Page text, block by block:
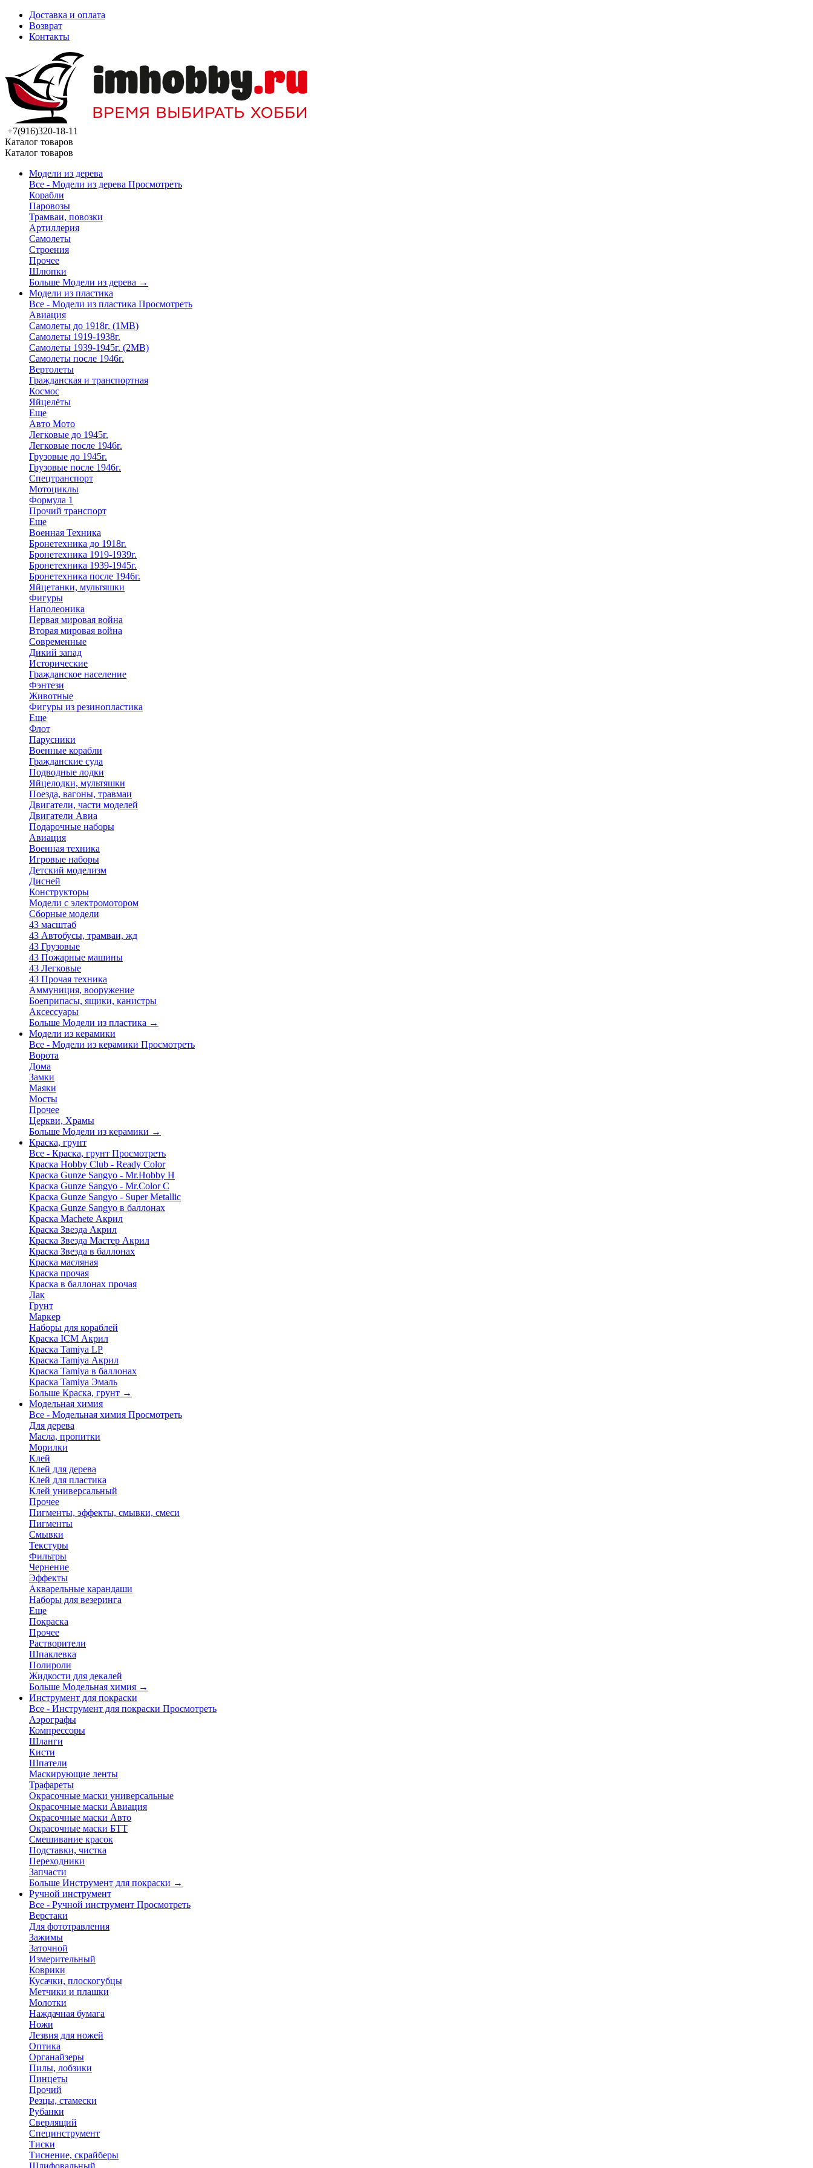
Доставка и оплата
Возврат
Контакты
+7(916)320-18-11
Каталог товаров
Каталог товаров
Модели из дерева
Все - Модели из дерева Просмотреть
Корабли
Паровозы
Трамваи, повозки
Артиллерия
Самолеты
Строения
Прочее
Шлюпки
Больше Модели из дерева →
Модели из пластика
Все - Модели из пластика Просмотреть
Авиация
Самолеты до 1918г. (1МВ)
Самолеты 1919-1938г.
Самолеты 1939-1945г. (2МВ)
Самолеты после 1946г.
Вертолеты
Гражданская и транспортная
Космос
Яйцелёты
Еще
Авто Мото
Легковые до 1945г.
Легковые после 1946г.
Грузовые до 1945г.
Грузовые после 1946г.
Спецтранспорт
Мотоциклы
Формула 1
Прочий транспорт
Еще
Военная Техника
Бронетехника до 1918г.
Бронетехника 1919-1939г.
Бронетехника 1939-1945г.
Бронетехника после 1946г.
Яйцетанки, мультяшки
Фигуры
Наполеоника
Первая мировая война
Вторая мировая война
Современные
Дикий запад
Исторические
Гражданское население
Фэнтези
Животные
Фигуры из резинопластика
Еще
Флот
Парусники
Военные корабли
Гражданские суда
Подводные лодки
Яйцелодки, мультяшки
Поезда, вагоны, травмаи
Двигатели, части моделей
Двигатели Авиа
Подарочные наборы
Авиация
Военная техника
Игровые наборы
Детский моделизм
Дисней
Конструкторы
Модели с электромотором
Сборные модели
43 масштаб
43 Автобусы, трамваи, жд
43 Грузовые
43 Пожарные машины
43 Легковые
43 Прочая техника
Аммуниция, вооружение
Боеприпасы, ящики, канистры
Аксессуары
Больше Модели из пластика →
Модели из керамики
Все - Модели из керамики Просмотреть
Ворота
Дома
Замки
Маяки
Мосты
Прочее
Церкви, Храмы
Больше Модели из керамики →
Краска, грунт
Все - Краска, грунт Просмотреть
Краска Hobby Club - Ready Color
Краска Gunze Sangyo - Mr.Hobby H
Краска Gunze Sangyo - Mr.Color C
Краска Gunze Sangyo - Super Metallic
Краска Gunze Sangyo в баллонах
Краска Machete Акрил
Краска Звезда Акрил
Краска Звезда Мастер Акрил
Краска Звезда в баллонах
Краска масляная
Краска прочая
Краска в баллонах прочая
Лак
Грунт
Маркер
Наборы для кораблей
Краска ICM Акрил
Краска Tamiya LP
Краска Tamiya Акрил
Краска Tamiya в баллонах
Краска Tamiya Эмаль
Больше Краска, грунт →
Модельная химия
Все - Модельная химия Просмотреть
Для дерева
Масла, пропитки
Морилки
Клей
Клей для дерева
Клей для пластика
Клей универсальный
Прочее
Пигменты, эффекты, смывки, смеси
Пигменты
Смывки
Текстуры
Фильтры
Чернение
Эффекты
Акварельные карандаши
Наборы для везеринга
Еще
Покраска
Прочее
Растворители
Шпаклевка
Полироли
Жидкости для декалей
Больше Модельная химия →
Инструмент для покраски
Все - Инструмент для покраски Просмотреть
Аэрографы
Компрессоры
Шланги
Кисти
Шпатели
Маскирующие ленты
Трафареты
Окрасочные маски универсальные
Окрасочные маски Авиация
Окрасочные маски Авто
Окрасочные маски БТТ
Смешивание красок
Подставки, чистка
Переходники
Запчасти
Больше Инструмент для покраски →
Ручной инструмент
Все - Ручной инструмент Просмотреть
Верстаки
Для фототравления
Зажимы
Заточной
Измерительный
Коврики
Кусачки, плоскогубцы
Метчики и плашки
Молотки
Наждачная бумага
Ножи
Лезвия для ножей
Оптика
Органайзеры
Пилы, лобзики
Пинцеты
Прочий
Резцы, стамески
Рубанки
Сверлящий
Специнструмент
Тиски
Тиснение, скрайберы
Шлифовальный